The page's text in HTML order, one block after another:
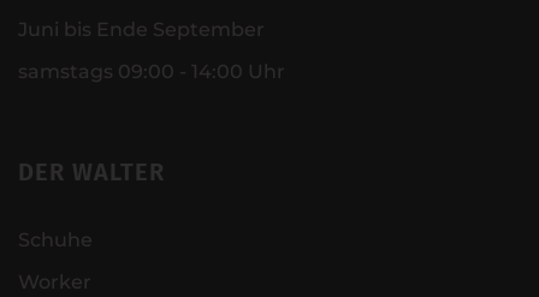
Juni bis Ende September
samstags 09:00 - 14:00 Uhr
DER WALTER
Schuhe
Worker